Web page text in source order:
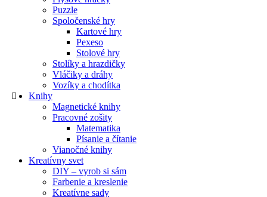
Puzzle
Spoločenské hry
Kartové hry
Pexeso
Stolové hry
Stolíky a hrazdičky
Vláčiky a dráhy
Vozíky a chodítka
Knihy
Magnetické knihy
Pracovné zošity
Matematika
Písanie a čítanie
Vianočné knihy
Kreatívny svet
DIY – vyrob si sám
Farbenie a kreslenie
Kreatívne sady